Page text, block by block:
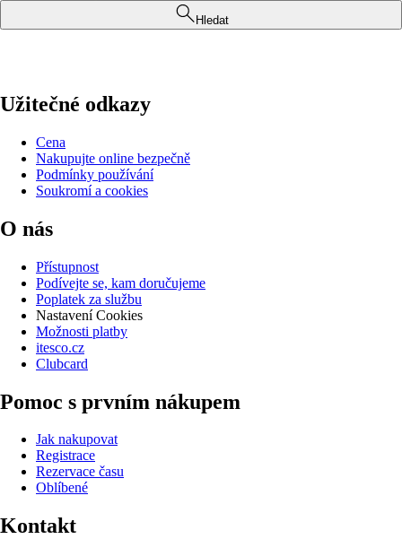
Hledat
Užitečné odkazy
Cena
Nakupujte online bezpečně
Podmínky používání
Soukromí a cookies
O nás
Přístupnost
Podívejte se, kam doručujeme
Poplatek za službu
Nastavení Cookies
Možnosti platby
itesco.cz
Clubcard
Pomoc s prvním nákupem
Jak nakupovat
Registrace
Rezervace času
Oblíbené
Kontakt